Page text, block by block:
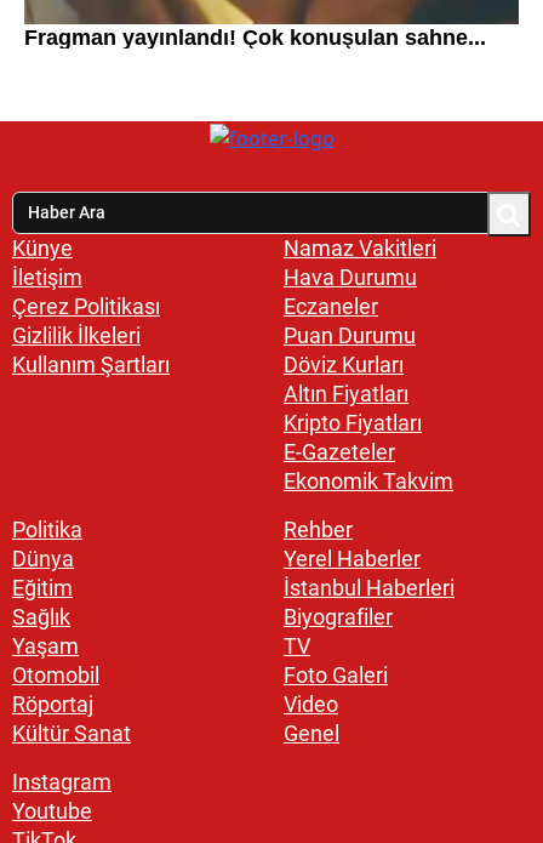
Künye
İletişim
Çerez Politikası
Gizlilik İlkeleri
Kullanım Şartları
Namaz Vakitleri
Hava Durumu
Eczaneler
Puan Durumu
Döviz Kurları
Altın Fiyatları
Kripto Fiyatları
E-Gazeteler
Ekonomik Takvim
Politika
Dünya
Eğitim
Sağlık
Yaşam
Otomobil
Röportaj
Kültür Sanat
Rehber
Yerel Haberler
İstanbul Haberleri
Biyografiler
TV
Foto Galeri
Video
Genel
Instagram
Youtube